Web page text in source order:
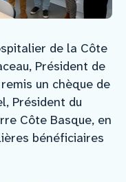
de la Côte
Président de
un chèque de
Président du
Côte Basque, en
bénéficiaires